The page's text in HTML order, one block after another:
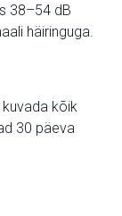
38–54 dB
häiringuga.
kõik
30 päeva